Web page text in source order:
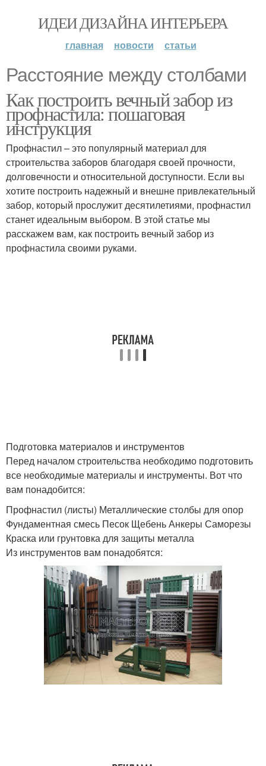
ИДЕИ ДИЗАЙНА ИНТЕРЬЕРА
главная новости статьи
Расстояние между столбами
Как построить вечный забор из
профнастила: пошаговая
инструкция
Профнастил – это популярный материал для
строительства заборов благодаря своей прочности,
долговечности и относительной доступности. Если вы
хотите построить надежный и внешне привлекательный
забор, который прослужит десятилетиями, профнастил
станет идеальным выбором. В этой статье мы
расскажем вам, как построить вечный забор из
профнастила своими руками.
Подготовка материалов и инструментов
Перед началом строительства необходимо подготовить
все необходимые материалы и инструменты. Вот что
вам понадобится:
Профнастил (листы) Металлические столбы для опор
Фундаментная смесь Песок Щебень Анкеры Саморезы
Краска или грунтовка для защиты металла
Из инструментов вам понадобятся: